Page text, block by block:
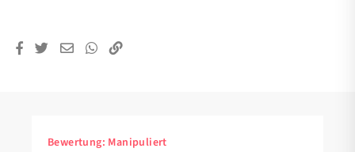
Bewertung: Manipuliert